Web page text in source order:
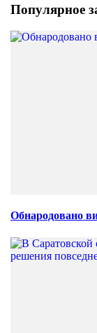
Популярное
Обнародовано